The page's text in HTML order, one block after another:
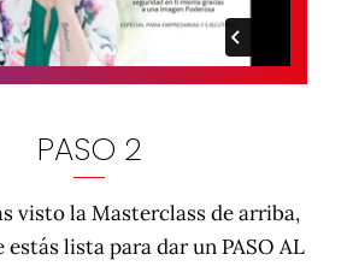
PASO 2
visto la Masterclass de arriba,
estás lista para dar un PASO AL